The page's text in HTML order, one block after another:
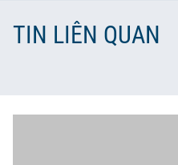
TIN LIÊN QUAN